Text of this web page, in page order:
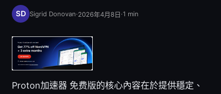
Sigrid Donovan·2026年4月8日·1 min
Proton加速器 免费版的核心內容在於提供穩定、